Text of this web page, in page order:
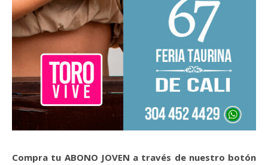
Compra tu ABONO JOVEN a través de nuestro botón